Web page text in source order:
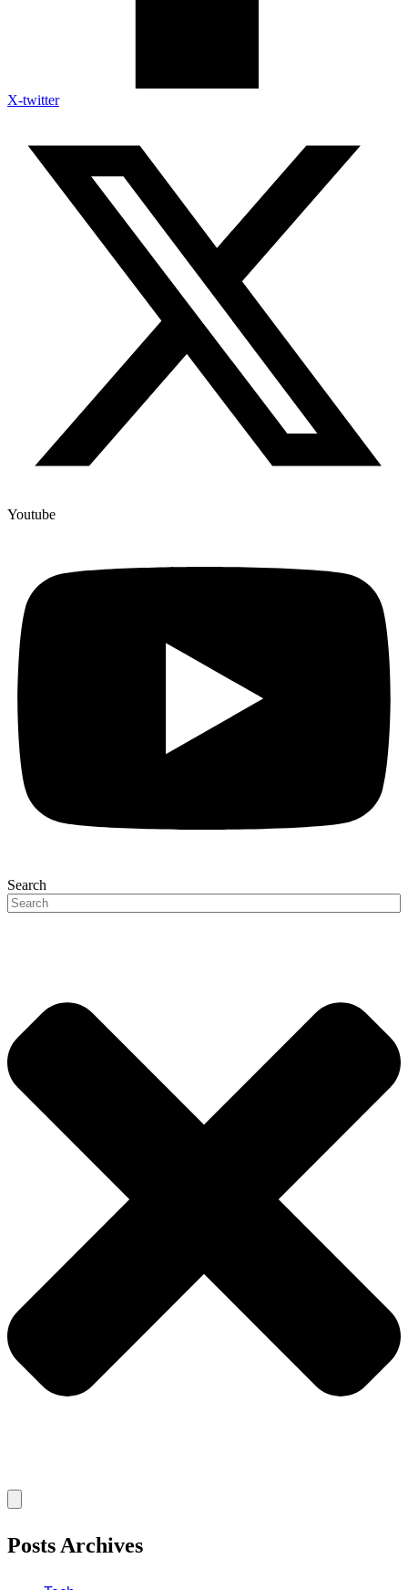
X-twitter
Youtube
Search
Posts Archives